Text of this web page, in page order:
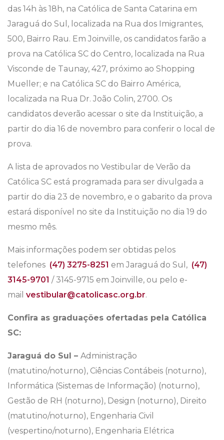
das 14h às 18h, na Católica de Santa Catarina em
Jaraguá do Sul, localizada na Rua dos Imigrantes,
500, Bairro Rau. Em Joinville, os candidatos farão a
prova na Católica SC do Centro, localizada na Rua
Visconde de Taunay, 427, próximo ao Shopping
Mueller; e na Católica SC do Bairro América,
localizada na Rua Dr. João Colin, 2700. Os
candidatos deverão acessar o site da Instituição, a
partir do dia 16 de novembro para conferir o local de
prova.
A lista de aprovados no Vestibular de Verão da
Católica SC está programada para ser divulgada a
partir do dia 23 de novembro, e o gabarito da prova
estará disponível no site da Instituição no dia 19 do
mesmo mês.
Mais informações podem ser obtidas pelos
telefones (47) 3275-8251 em Jaraguá do Sul, (47)
3145-9701 / 3145-9715 em Joinville, ou pelo e-
mail vestibular@catolicasc.org.br.
Confira as graduações ofertadas pela Católica
SC:
Jaraguá do Sul – Administração
(matutino/noturno), Ciências Contábeis (noturno),
Informática (Sistemas de Informação) (noturno),
Gestão de RH (noturno), Design (noturno), Direito
(matutino/noturno), Engenharia Civil
(vespertino/noturno), Engenharia Elétrica